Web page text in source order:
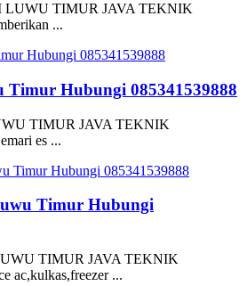
LUWU TIMUR JAVA TEKNIK
...
Timur Hubungi 085341539888
TIMUR JAVA TEKNIK
es ...
Timur Hubungi
TIMUR JAVA TEKNIK
ac,kulkas,freezer ...